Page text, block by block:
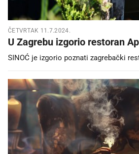
ČETVRTAK 11.7.2024.
U Zagrebu izgorio restoran
SINOĆ je izgorio poznati zagrebački